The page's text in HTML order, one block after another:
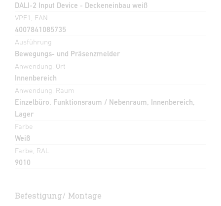
DALI-2 Input Device - Deckeneinbau weiß
VPE1, EAN
4007841085735
Ausführung
Bewegungs- und Präsenzmelder
Anwendung, Ort
Innenbereich
Anwendung, Raum
Einzelbüro, Funktionsraum / Nebenraum, Innenbereich,
Lager
Farbe
Weiß
Farbe, RAL
9010
Befestigung/ Montage